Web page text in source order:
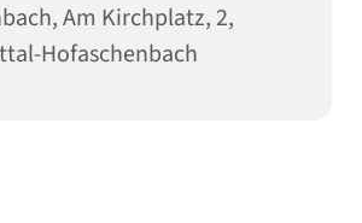
Am Kirchplatz, 2,
Hofaschenbach